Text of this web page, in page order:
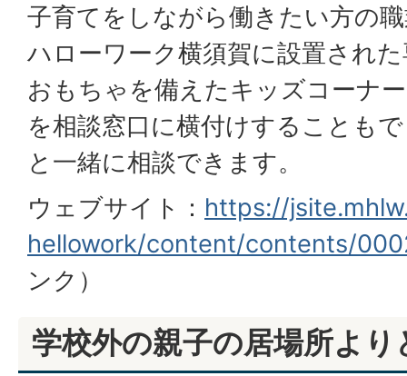
子育てをしながら働きたい方の
ハローワーク横須賀に設置され
おもちゃを備えたキッズコーナ
を相談窓口に横付けすることも
と一緒に相談できます。
ウェブサイト： https://
hellowork/content/contents/
ンク）
学校外の親子の居場所より